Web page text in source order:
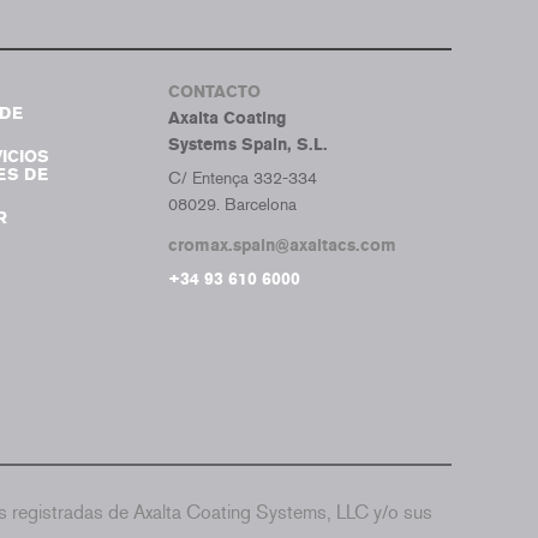
DE
CONTACTO
Axalta Coating
Systems Spain, S.L.
C/ Entença 332-334
08029. Barcelona
cromax.spain@axaltacs.com
+34 93 610 6000
de Axalta Coating Systems, LLC y/o sus